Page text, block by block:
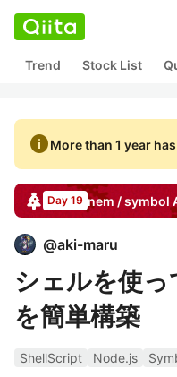
Trend Stock List
infoMore than 1 year
Day 19 nem / symbol
@aki-maru
シェルを使
を簡単構築
ShellScript Node.js